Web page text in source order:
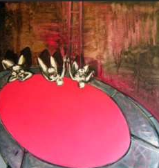
Musico barrilete